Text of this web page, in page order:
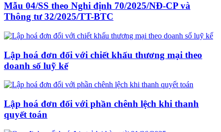
Mẫu 04/SS theo Nghi định 70/2025/NĐ-CP và
Thông tư 32/2025/TT-BTC
Lập hoá đơn đối với chiết khấu thương mại theo
doanh số luỹ kế
Lập hoá đơn đối với phần chênh lệch khi thanh
quyết toán